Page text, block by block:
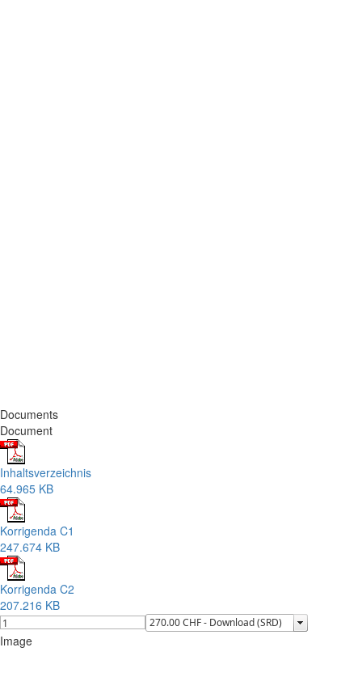
Documents
Document
Inhaltsverzeichnis
64.965 KB
Korrigenda C1
247.674 KB
Korrigenda C2
207.216 KB
Image